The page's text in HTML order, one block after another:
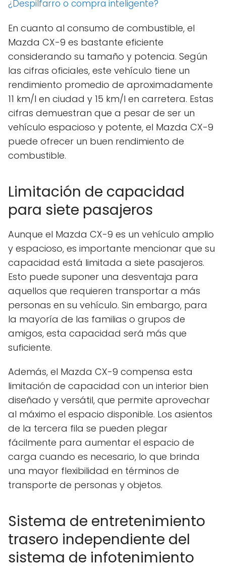
¿Despilfarro o compra inteligente?
En cuanto al consumo de combustible, el
Mazda CX-9 es bastante eficiente
considerando su tamaño y potencia. Según
las cifras oficiales, este vehículo tiene un
rendimiento promedio de aproximadamente
11 km/l en ciudad y 15 km/l en carretera. Estas
cifras demuestran que a pesar de ser un
vehículo espacioso y potente, el Mazda CX-9
puede ofrecer un buen rendimiento de
combustible.
Limitación de capacidad
para siete pasajeros
Aunque el Mazda CX-9 es un vehículo amplio
y espacioso, es importante mencionar que su
capacidad está limitada a siete pasajeros.
Esto puede suponer una desventaja para
aquellos que requieren transportar a más
personas en su vehículo. Sin embargo, para
la mayoría de las familias o grupos de
amigos, esta capacidad será más que
suficiente.
Además, el Mazda CX-9 compensa esta
limitación de capacidad con un interior bien
diseñado y versátil, que permite aprovechar
al máximo el espacio disponible. Los asientos
de la tercera fila se pueden plegar
fácilmente para aumentar el espacio de
carga cuando es necesario, lo que brinda
una mayor flexibilidad en términos de
transporte de personas y objetos.
Sistema de entretenimiento
trasero independiente del
sistema de infotenimiento